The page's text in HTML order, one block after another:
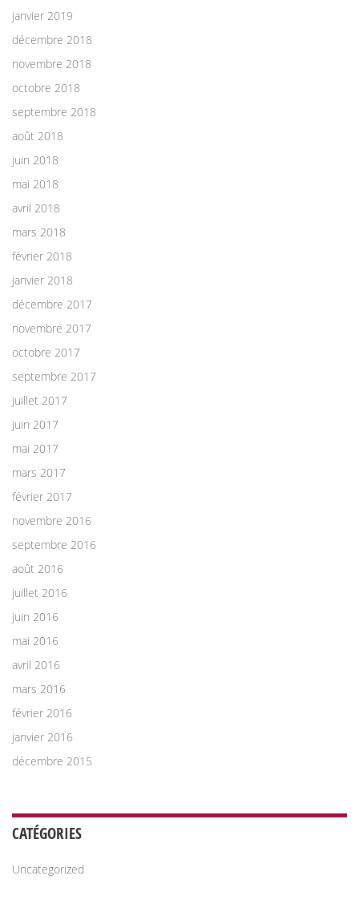
janvier 2019
décembre 2018
novembre 2018
octobre 2018
septembre 2018
août 2018
juin 2018
mai 2018
avril 2018
mars 2018
février 2018
janvier 2018
décembre 2017
novembre 2017
octobre 2017
septembre 2017
juillet 2017
juin 2017
mai 2017
mars 2017
février 2017
novembre 2016
septembre 2016
août 2016
juillet 2016
juin 2016
mai 2016
avril 2016
mars 2016
février 2016
janvier 2016
décembre 2015
CATÉGORIES
Uncategorized